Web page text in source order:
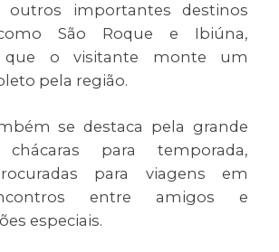
outros importantes destinos
São Roque e Ibiúna,
que o visitante monte um
pela região.
se destaca pela grande
para temporada,
para viagens em
entre amigos e
especiais.